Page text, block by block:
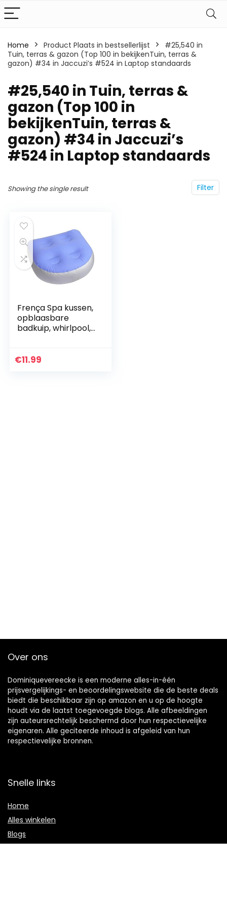
Home Product Plaats in bestsellerlijst
#25,540 in
Tuin, terras & gazon (Top 100 in bekijkenTuin, terras &
gazon) #34 in Jaccuzi’s #524 in Laptop standaards
#25,540 in Tuin, terras &
gazon (Top 100 in
bekijkenTuin, terras &
gazon) #34 in Jaccuzi’s
#524 in Laptop standaards
Filter
Showing the single result
Frença Spa kussen,
opblaasbare
badkuip, whirlpool,
acupressuurmat
€11.99
Over ons
Dominiquevereecke is een moderne alles-in-één
prijsvergelijkings- en beoordelingswebsite die de beste deals
biedt die beschikbaar zijn op amazon en u op de hoogte
houdt via de laatst toegevoegde blogs. Alle afbeeldingen
zijn auteursrechtelijk beschermd door hun respectievelijke
eigenaren. Alle geciteerde inhoud is afgeleid van hun
respectievelijke bronnen.
Snelle links
Home
Alles winkelen
Blogs